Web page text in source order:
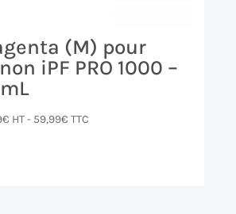
(M) pour
iPF PRO 1000 –
€ HT - 59,99€ TTC